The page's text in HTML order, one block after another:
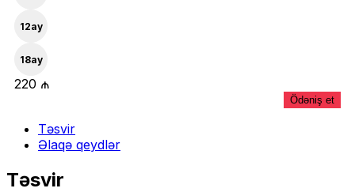
12ay
18ay
220 ₼
Ödəniş et
Təsvir
Əlaqə qeydlər
Təsvir